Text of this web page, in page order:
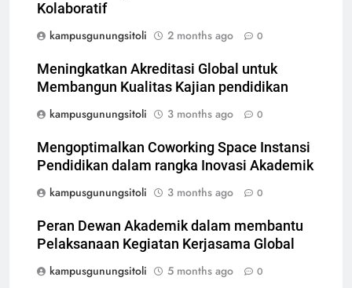
Kolaboratif
kampusgunungsitoli
2 months ago 0
Meningkatkan Akreditasi Global untuk
Membangun Kualitas Kajian pendidikan
kampusgunungsitoli
3 months ago 0
Mengoptimalkan Coworking Space Instansi
Pendidikan dalam rangka Inovasi Akademik
kampusgunungsitoli
3 months ago 0
Peran Dewan Akademik dalam membantu
Pelaksanaan Kegiatan Kerjasama Global
kampusgunungsitoli
5 months ago 0